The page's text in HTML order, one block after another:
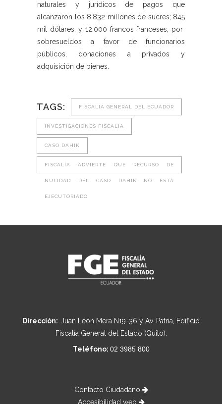
naturales y jurídicos de pagos que
alcanzaron los 8.832 millones de sucres; 845
mil dólares, y 12.000 francos franceses, por
sobresueldos a favor de funcionarios
públicos, donaciones a privados y
adquisición de bienes.
TAGS: FISCALIA GENERAL DEL ECUADOR
INVESTIGACIONES FISCALIA
CASO DAHIK
FISCALÍA ADVIERTE QUE RECURSO DE
NULIDAD DEL CASO DAHIK NO ESTÁ
EJECUTORIADO
Dirección: Juan León Mera N19-36 y Av. Patria, Edificio
Fiscalía General del Estado (Quito).
Teléfono: 02 3985 800
Contacto Ciudadano
Accesibilidad web